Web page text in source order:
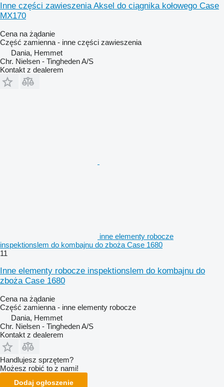
Inne części zawieszenia Aksel do ciągnika kołowego Case
MX170
Cena na żądanie
Część zamienna - inne części zawieszenia
Dania, Hemmet
Chr. Nielsen - Tingheden A/S
Kontakt z dealerem
inne elementy robocze
inspektionslem do kombajnu do zboża Case 1680
11
Inne elementy robocze inspektionslem do kombajnu do
zboża Case 1680
Cena na żądanie
Część zamienna - inne elementy robocze
Dania, Hemmet
Chr. Nielsen - Tingheden A/S
Kontakt z dealerem
Handlujesz sprzętem?
Możesz robić to z nami!
Dodaj ogłoszenie